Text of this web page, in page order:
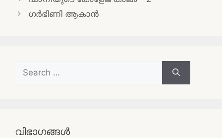
navigation
ഗർഭിണി ആകാൻ
Search
for:
വിഭാഗങ്ങൾ